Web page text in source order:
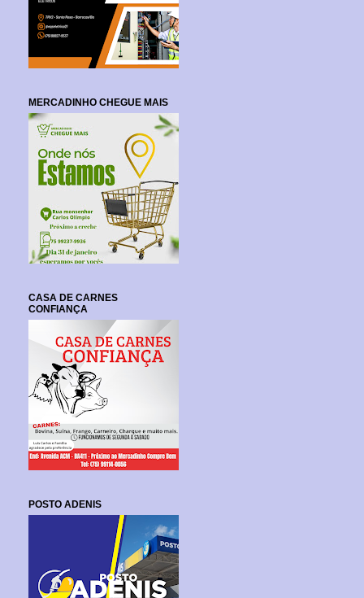
MERCADINHO CHEGUE MAIS
CASA DE CARNES
CONFIANÇA
POSTO ADENIS